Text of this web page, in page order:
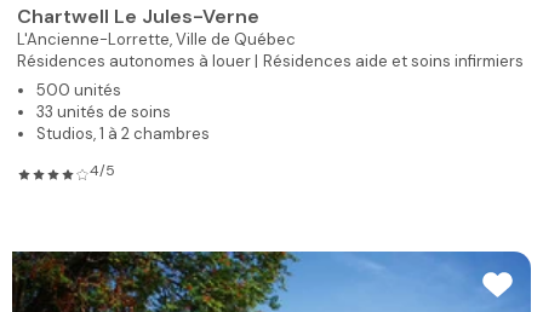
Chartwell Le Jules-Verne
L'Ancienne-Lorrette,Ville de Québec
Résidences autonomes à louer | Résidences aide et soins infirmiers
500 unités
33 unités de soins
Studios, 1 à 2 chambres
4/5